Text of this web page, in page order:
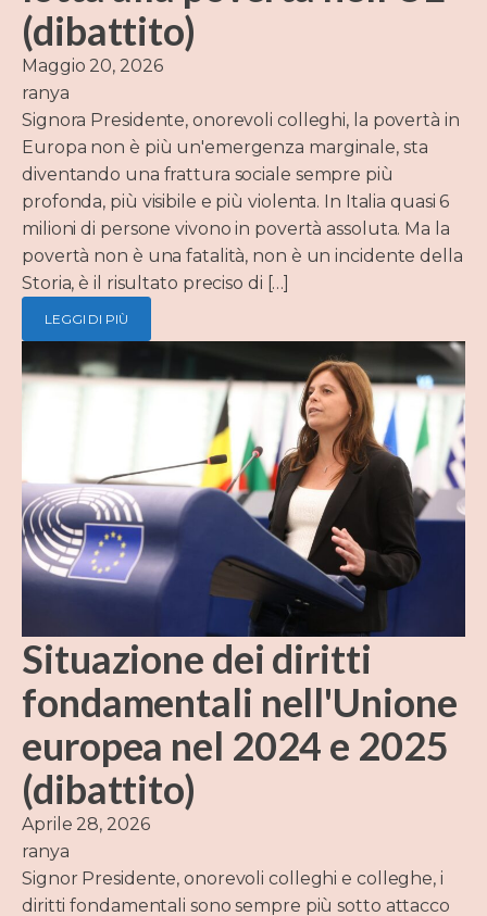
(dibattito)
Maggio 20, 2026
ranya
Signora Presidente, onorevoli colleghi, la povertà in
Europa non è più un'emergenza marginale, sta
diventando una frattura sociale sempre più
profonda, più visibile e più violenta. In Italia quasi 6
milioni di persone vivono in povertà assoluta. Ma la
povertà non è una fatalità, non è un incidente della
Storia, è il risultato preciso di […]
LEGGI DI PIÙ
Situazione dei diritti
fondamentali nell'Unione
europea nel 2024 e 2025
(dibattito)
Aprile 28, 2026
ranya
Signor Presidente, onorevoli colleghi e colleghe, i
diritti fondamentali sono sempre più sotto attacco